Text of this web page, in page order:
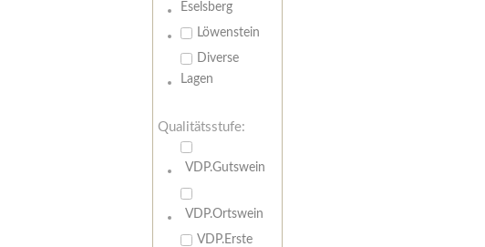
Eselsberg
Löwenstein
Diverse
Lagen
Qualitätsstufe:
VDP.Gutswein
VDP.Ortswein
VDP.Erste